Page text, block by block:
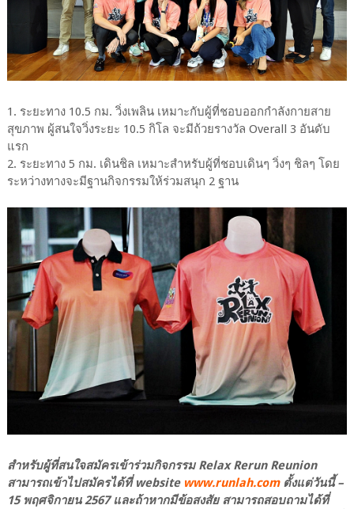
1. ระยะทาง 10.5 กม. วิ่งเพลิน เหมาะกับผู้ที่ชอบออกกำลังกายสาย
สุขภาพ ผู้สนใจวิ่งระยะ 10.5 กิโล จะมีถ้วยรางวัล Overall 3 อันดับ
แรก
2. ระยะทาง 5 กม. เดินชิล เหมาะสำหรับผู้ที่ชอบเดินๆ วิ่งๆ ชิลๆ โดย
ระหว่างทางจะมีฐานกิจกรรมให้ร่วมสนุก 2 ฐาน
สำหรับผู้ที่สนใจสมัครเข้าร่วมกิจกรรม Relax Rerun Reunion
สามารถเข้าไปสมัครได้ที่ website www.runlah.comตั้งแต่วันนี้ –
15 พฤศจิกายน 2567 และถ้าหากมีข้อสงสัย สามารถสอบถามได้ที่